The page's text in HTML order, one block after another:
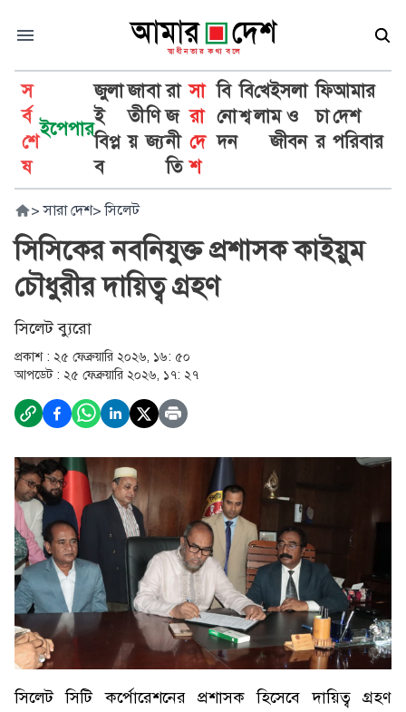
স
র্ব
শে
ষ
ইপেপার
জুলা
ই
বিপ্ল
ব
জা
তী
য়
বা
ণি
জ্য
রা
জ
নী
তি
সা
রা
দে
শ
বি
নো
দন
বি
শ্ব
খে
লা
ইসলা
ম ও
জীবন
ফি
চা
র
আমার
দেশ
পরিবার
> সারা দেশ> সিলেট
সিসিকের নবনিযুক্ত প্রশাসক কাইয়ুম
চৌধুরীর দায়িত্ব গ্রহণ
সিলেট ব্যুরো
প্রকাশ : ২৫ ফেব্রুয়ারি ২০২৬, ১৬: ৫০
আপডেট : ২৫ ফেব্রুয়ারি ২০২৬, ১৭: ২৭
সিলেট সিটি কর্পোরেশনের প্রশাসক হিসেবে দায়িত্ব গ্রহণ